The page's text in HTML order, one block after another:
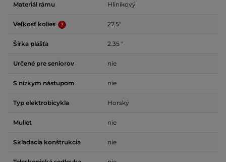
Materiál rámu Hliníkový
Veľkosť kolies 27,5"
Šírka plášťa 2.35 "
Určené pre seniorov nie
S nízkym nástupom nie
Typ elektrobicykla Horský
Mullet nie
Skladacia konštrukcia nie